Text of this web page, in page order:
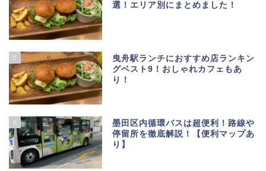
選！エリア別にまとめました！
5
曳舟駅ランチにおすすめ店ランキン
グベスト9！おしゃれカフェもあ
り！
6
墨田区内循環バスは超便利！路線や
停留所を徹底解説！【便利マップあ
り】